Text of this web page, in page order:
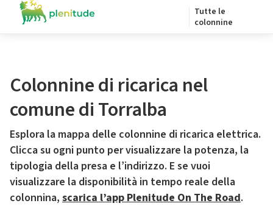
Tutte le
colonnine
Colonnine di ricarica nel
comune di Torralba
Esplora la mappa delle colonnine di ricarica elettrica.
Clicca su ogni punto per visualizzare la potenza, la
tipologia della presa e l’indirizzo. E se vuoi
visualizzare la disponibilità in tempo reale della
colonnina, scarica l’app Plenitude On The Road.